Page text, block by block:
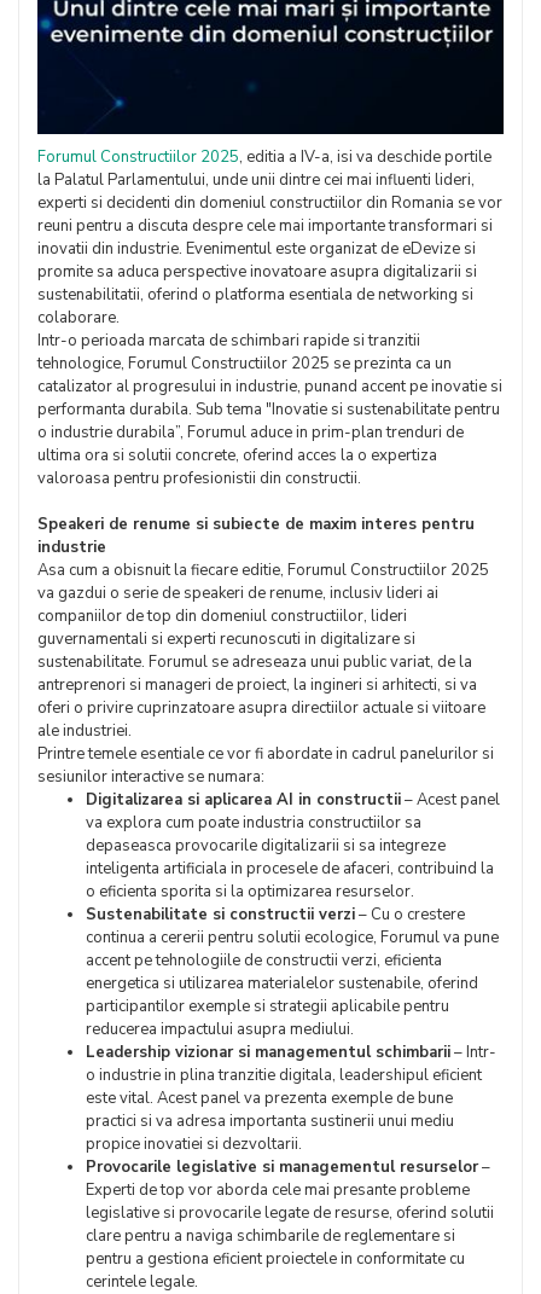
Forumul Constructiilor 2025, editia a IV-a, isi va deschide portile
la Palatul Parlamentului, unde unii dintre cei mai influenti lideri,
experti si decidenti din domeniul constructiilor din Romania se vor
reuni pentru a discuta despre cele mai importante transformari si
inovatii din industrie. Evenimentul este organizat de eDevize si
promite sa aduca perspective inovatoare asupra digitalizarii si
sustenabilitatii, oferind o platforma esentiala de networking si
colaborare.
Intr-o perioada marcata de schimbari rapide si tranzitii
tehnologice, Forumul Constructiilor 2025 se prezinta ca un
catalizator al progresului in industrie, punand accent pe inovatie si
performanta durabila. Sub tema "Inovatie si sustenabilitate pentru
o industrie durabila”, Forumul aduce in prim-plan trenduri de
ultima ora si solutii concrete, oferind acces la o expertiza
valoroasa pentru profesionistii din constructii.
Speakeri de renume si subiecte de maxim interes pentru
industrie
Asa cum a obisnuit la fiecare editie, Forumul Constructiilor 2025
va gazdui o serie de speakeri de renume, inclusiv lideri ai
companiilor de top din domeniul constructiilor, lideri
guvernamentali si experti recunoscuti in digitalizare si
sustenabilitate. Forumul se adreseaza unui public variat, de la
antreprenori si manageri de proiect, la ingineri si arhitecti, si va
oferi o privire cuprinzatoare asupra directiilor actuale si viitoare
ale industriei.
Printre temele esentiale ce vor fi abordate in cadrul panelurilor si
sesiunilor interactive se numara:
Digitalizarea si aplicarea AI in constructii– Acest panel
va explora cum poate industria constructiilor sa
depaseasca provocarile digitalizarii si sa integreze
inteligenta artificiala in procesele de afaceri, contribuind la
o eficienta sporita si la optimizarea resurselor.
Sustenabilitate si constructii verzi– Cu o crestere
continua a cererii pentru solutii ecologice, Forumul va pune
accent pe tehnologiile de constructii verzi, eficienta
energetica si utilizarea materialelor sustenabile, oferind
participantilor exemple si strategii aplicabile pentru
reducerea impactului asupra mediului.
Leadership vizionar si managementul schimbarii– Intr-
o industrie in plina tranzitie digitala, leadershipul eficient
este vital. Acest panel va prezenta exemple de bune
practici si va adresa importanta sustinerii unui mediu
propice inovatiei si dezvoltarii.
Provocarile legislative si managementul resurselor–
Experti de top vor aborda cele mai presante probleme
legislative si provocarile legate de resurse, oferind solutii
clare pentru a naviga schimbarile de reglementare si
pentru a gestiona eficient proiectele in conformitate cu
cerintele legale.